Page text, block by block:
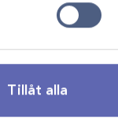
Tillåt alla